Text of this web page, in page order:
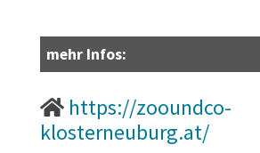
mehr Infos:
https://zooundco-
klosterneuburg.at/